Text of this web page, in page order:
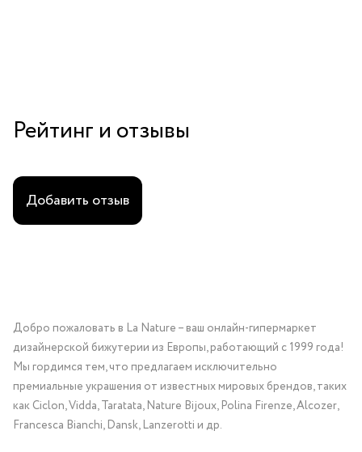
Рейтинг и отзывы
Добавить отзыв
Добро пожаловать в La Nature – ваш онлайн-гипермаркет
дизайнерской бижутерии из Европы, работающий с 1999 года!
Мы гордимся тем, что предлагаем исключительно
премиальные украшения от известных мировых брендов, таких
как Ciclon, Vidda, Taratata, Nature Bijoux, Polina Firenze, Alcozer,
Francesca Bianchi, Dansk, Lanzerotti и др.